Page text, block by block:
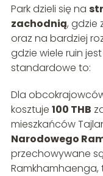
Park dzieli się na
zachodnią, gdzie
oraz na bardziej
gdzie wiele ruin
standardowe to:
Dla
kosztuje 100 THB
mieszkańców
Narodowego
przechowywane
Ramkhamhaenga,